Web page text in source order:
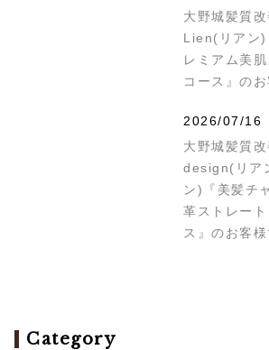
大野城髪質
Lien(リアン)
レミアム美
コース』の
2026/07/16
大野城髪質
design(リア
ン)『美髪チ
革ストレー
ス』のお客
Category